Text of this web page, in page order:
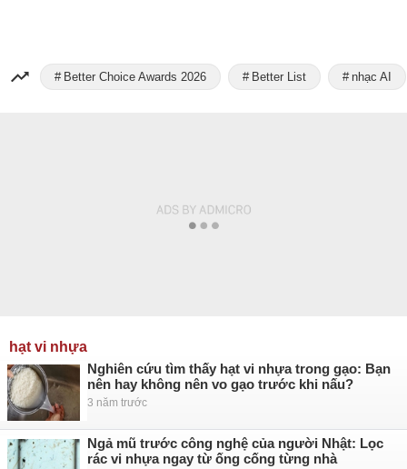
Better Choice Awards 2026 Better List nhạc AI
hạt vi nhựa
Nghiên cứu tìm thấy hạt vi nhựa trong gạo: Bạn
nên hay không nên vo gạo trước khi nấu?
3 năm trước
Ngả mũ trước công nghệ của người Nhật: Lọc
rác vi nhựa ngay từ ống cống từng nhà